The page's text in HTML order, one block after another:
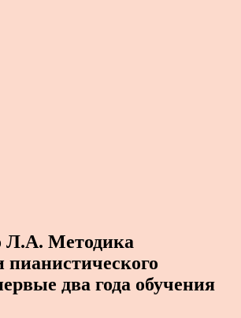
Л.А. Методика
пианистического
два года обучения